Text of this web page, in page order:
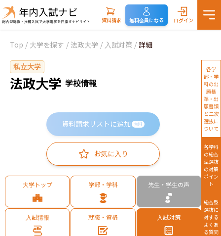
資料請求 無料会員になる ログイン
Top / 大学を探す / 法政大学 / 入試対策 / 詳細
私立大学
法政大学 学校情報
資料請求リストに追加 無料
お気に入り
大学トップ 学部・学科 先生・学生の声
入試情報 就職・資格 入試対策
各学
部・学
科の出
願基
準・出
願書類
と二次
選抜に
ついて
各学科
の総合
型選抜
の対策
ポイン
ト
総合型
選抜に
対する
よくあ
る質問